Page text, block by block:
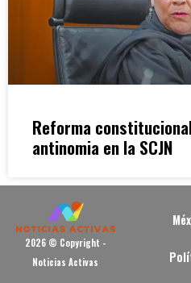
Reforma
antinomia en la SCJN
2026 © Copyright -
Noticias Activas